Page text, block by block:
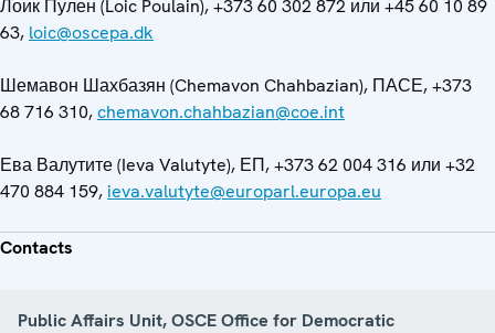
Лоик Пулен (Loic Poulain), +373 60 302 872 или +45 60 10 89
63, loic@oscepa.dk
Шемавон Шахбазян (Chemavon Chahbazian), ПАСЕ, +373
68 716 310,chemavon.chahbazian@coe.int
Ева Валутите (Ieva Valutyte), ЕП, +373 62 004 316 или +32
470 884 159, ieva.valutyte@europarl.europa.eu
Contacts
Public Affairs Unit, OSCE Office for Democratic